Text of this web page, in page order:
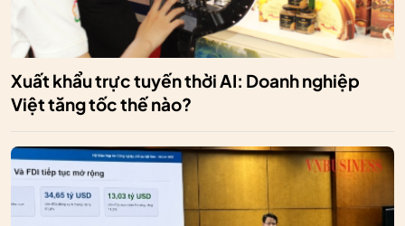
Xuất khẩu trực tuyến thời AI: Doanh nghiệp
Việt tăng tốc thế nào?